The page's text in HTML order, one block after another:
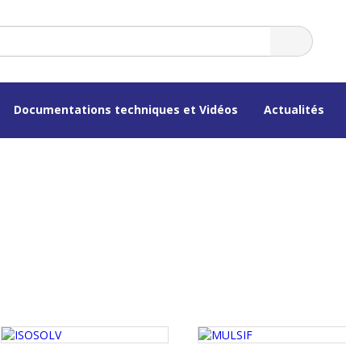
Documentations techniques et Vidéos Actualités